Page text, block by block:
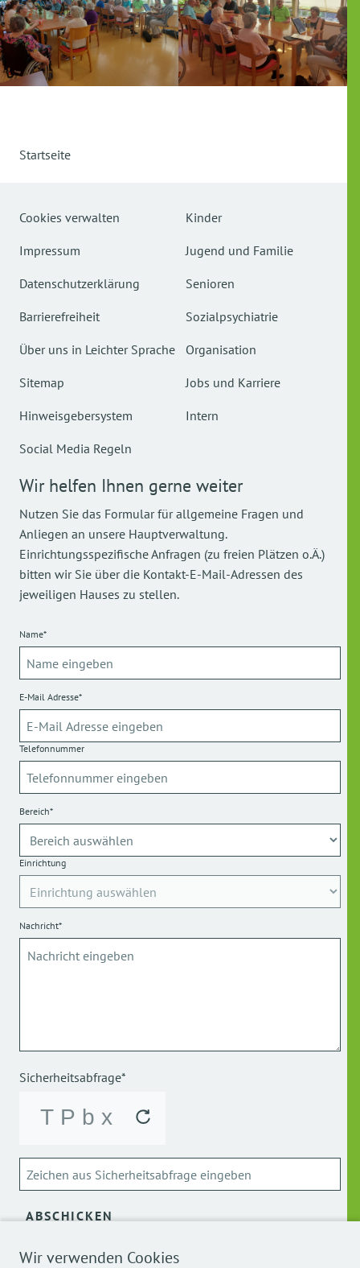
Wir verwenden Cookies
Startseite
Cookies verwalten
Impressum
Datenschutzerklärung
Barrierefreiheit
Über uns in Leichter Sprache
Sitemap
Hinweisgebersystem
Social Media Regeln
Kinder
Jugend und Familie
Senioren
Sozialpsychiatrie
Organisation
Jobs und Karriere
Intern
Wir helfen Ihnen gerne weiter
Nutzen Sie das Formular für allgemeine Fragen und
Anliegen an unsere Hauptverwaltung.
Einrichtungsspezifische Anfragen (zu freien Plätzen o.Ä.)
bitten wir Sie über die Kontakt-E-Mail-Adressen des
jeweiligen Hauses zu stellen.
Name*
E-Mail Adresse*
Telefonnummer
Bereich*
Einrichtung
Nachricht*
Sicherheitsabfrage*
ABSCHICKEN
Über die Verarbeitung meiner personenbezogenen Daten